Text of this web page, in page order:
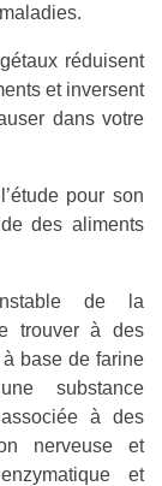
réduisent
et inversent
dans votre
pour son
des aliments
de la
trouver à des
base de farine
substance
à des
nerveuse et
et